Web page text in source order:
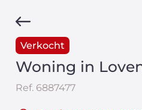
Verkocht
Woning in
Ref. 6887477